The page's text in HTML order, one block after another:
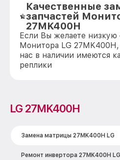
Качественные
запчастей
27MK400H
Если Вы желаете низкую
Монитора LG
нас в наличии имеются
реплики
LG 27MK400H
Замена матрицы 27MK400H LG
Ремонт инвертора 27MK400H LG